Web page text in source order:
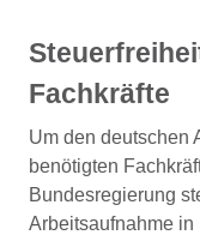
Fachkräfte
Um den deutschen
benötigten
Bundesregierung
Arbeitsaufnahme